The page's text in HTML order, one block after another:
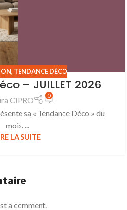
, TENDANCE DÉCO
– JUILLET 2026
CIPRO 0
sa « Tendance Déco » du
mois. ...
LA SUITE
a comment.